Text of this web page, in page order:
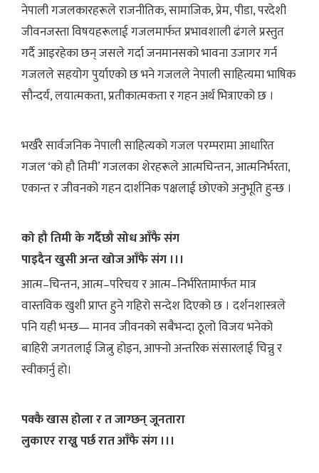
नेपाली गजलकारहरूले राजनीतिक, सामाजिक, प्रेम, पीडा, परदेशी
जीवनजस्ता विषयहरूलाई गजलमार्फत प्रभावशाली ढंगले प्रस्तुत
गर्दै आइरहेका छन् जसले गर्दा जनमानसको भावना उजागर गर्न
गजलले सहयोग पुर्याएको छ भने गजलले नेपाली साहित्यमा भाषिक
सौन्दर्य, लयात्मकता, प्रतीकात्मकता र गहन अर्थ भित्राएको छ ।
भर्खरै सार्वजनिक नेपाली साहित्यको गजल परम्परामा आधारित
गजल ‘को हौ तिमी’ गजलका शेरहरूले आत्मचिन्तन, आत्मनिर्भरता,
एकान्त र जीवनको गहन दार्शनिक पक्षलाई छोएको अनुभूति हुन्छ ।
को हौ तिमी के गर्दैछौ सोध आँफै संग
पाइदैन खुसी अन्त खोज आँफै संग ।।।
आत्म–चिन्तन, आत्म–परिचय र आत्म–निर्भरितामार्फत मात्र
वास्तविक खुशी प्राप्त हुने गहिरो सन्देश दिएको छ । दर्शनशास्त्रले
पनि यही भन्छ— मानव जीवनको सबैभन्दा ठूलो विजय भनेको
बाहिरी जगतलाई जित्नु होइन, आफ्नो अन्तरिक संसारलाई चिन्नु र
स्वीकार्नु हो।
पक्कै खास होला र त जाग्छन् जूनतारा
लुकाएर राख्नु पर्छ रात आँफै संग ।।।